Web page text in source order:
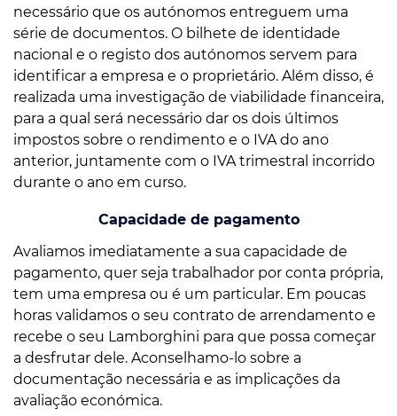
necessário que os autónomos entreguem uma
série de documentos. O bilhete de identidade
nacional e o registo dos autónomos servem para
identificar a empresa e o proprietário. Além disso, é
realizada uma investigação de viabilidade financeira,
para a qual será necessário dar os dois últimos
impostos sobre o rendimento e o IVA do ano
anterior, juntamente com o IVA trimestral incorrido
durante o ano em curso.
Capacidade de pagamento
Avaliamos imediatamente a sua capacidade de
pagamento, quer seja trabalhador por conta própria,
tem uma empresa ou é um particular. Em poucas
horas validamos o seu contrato de arrendamento e
recebe o seu Lamborghini para que possa começar
a desfrutar dele. Aconselhamo-lo sobre a
documentação necessária e as implicações da
avaliação económica.